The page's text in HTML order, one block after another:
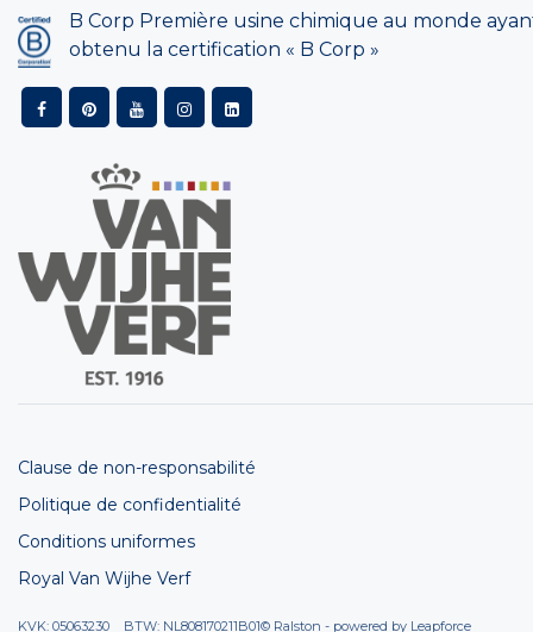
B Corp Première usine chimique au monde
obtenu la certification « B Corp »
Clause de non-responsabilité
Politique de confidentialité
Conditions uniformes
Royal Van Wijhe Verf
KVK: 05063230 BTW: NL808170211B01© Ralston - powered by Leapforce